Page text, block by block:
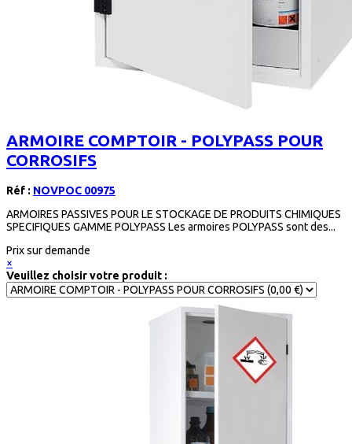
ARMOIRE COMPTOIR - POLYPASS POUR
CORROSIFS
Réf : NOVPOC 00975
ARMOIRES PASSIVES POUR LE STOCKAGE DE PRODUITS CHIMIQUES
SPECIFIQUES GAMME POLYPASS Les armoires POLYPASS sont des...
Prix sur demande
×
Veuillez choisir votre produit :